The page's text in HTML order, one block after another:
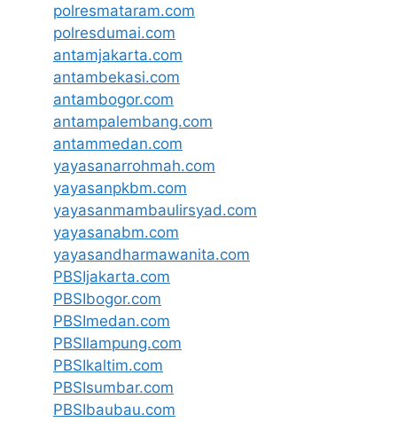
polresmataram.com
polresdumai.com
antamjakarta.com
antambekasi.com
antambogor.com
antampalembang.com
antammedan.com
yayasanarrohmah.com
yayasanpkbm.com
yayasanmambaulirsyad.com
yayasanabm.com
yayasandharmawanita.com
PBSIjakarta.com
PBSIbogor.com
PBSImedan.com
PBSIlampung.com
PBSIkaltim.com
PBSIsumbar.com
PBSIbaubau.com